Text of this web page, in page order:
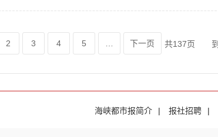
2 3 4 5 下一页 共137页 到
海峡都市报简介 | 报社招聘 |